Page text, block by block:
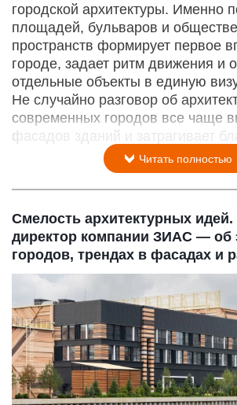
городской архитектуры. Именно
площадей, бульваров и
пространств формирует первое
городе, задает ритм движения и
отдельные объекты в единую
Не случайно разговор об
современных городов все чаще
фасадов зданий и затрагивает
Читать полностью
Смелость архитектурных
директор компании ЗИАС — об
городов, трендах в фасадах и